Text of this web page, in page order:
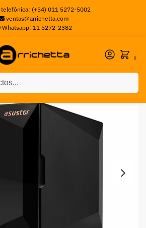
(+54) 011 5272-5002
ventas@arrichetta.com
Whatsapp: 11 5272-2382
0
NAS DRIVE AU 2B 2.5/3.5″ 2G US ASUSTOR